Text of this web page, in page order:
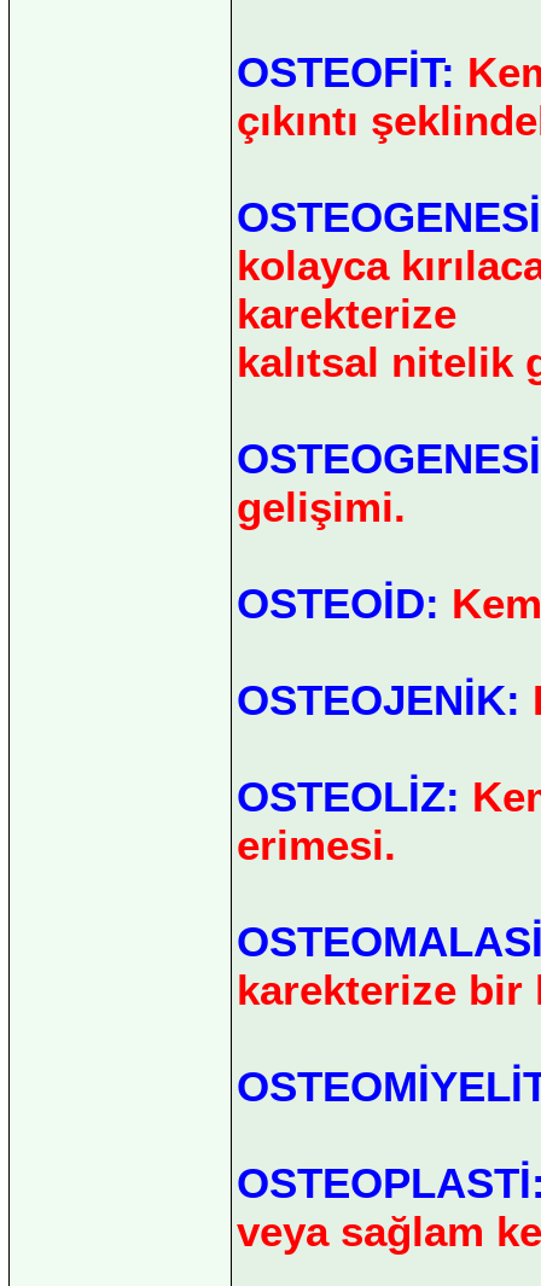
OSTEOFİT:
çıkıntı
kolayca
karekterize
kalıtsal nitelik
gelişimi.
OSTEOİD:
OSTEOJENİK:
OSTEOLİZ:
erimesi.
karekterize bir
veya sağlam